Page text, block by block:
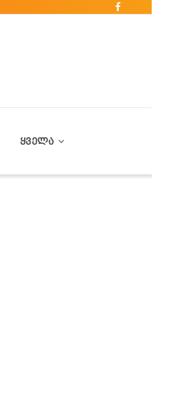
ᲧᲕᲔᲚᲐ